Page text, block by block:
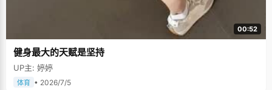
00:52
健身最大的天赋是坚持
UP主: 婷婷
体育 • 2026/7/5